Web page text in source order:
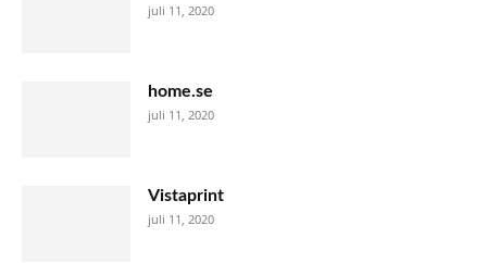
juli 11, 2020
home.se
juli 11, 2020
Vistaprint
juli 11, 2020